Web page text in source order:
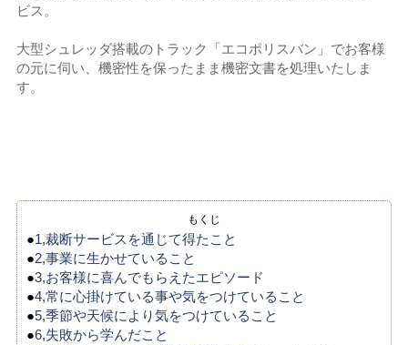
ビス。
大型シュレッダ搭載のトラック「エコポリスバン」でお客様
の元に伺い、機密性を保ったまま機密文書を処理いたしま
す。
もくじ
●1,裁断サービスを通じて得たこと
●2,事業に生かせていること
●3,お客様に喜んでもらえたエピソード
●4,常に心掛けている事や気をつけていること
●5,季節や天候により気をつけていること
●6,失敗から学んだこと